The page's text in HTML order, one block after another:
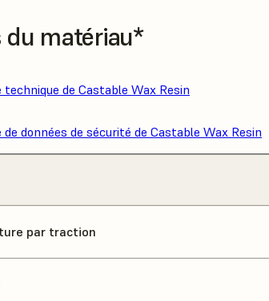
du matériau*
de Castable Wax Resin
données de sécurité de Castable Wax Resin
par traction